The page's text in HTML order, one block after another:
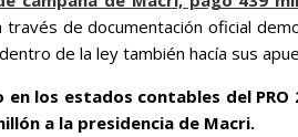
de documentación oficial
de la ley también hacía sus
los estados contables del
a la presidencia de Macri.